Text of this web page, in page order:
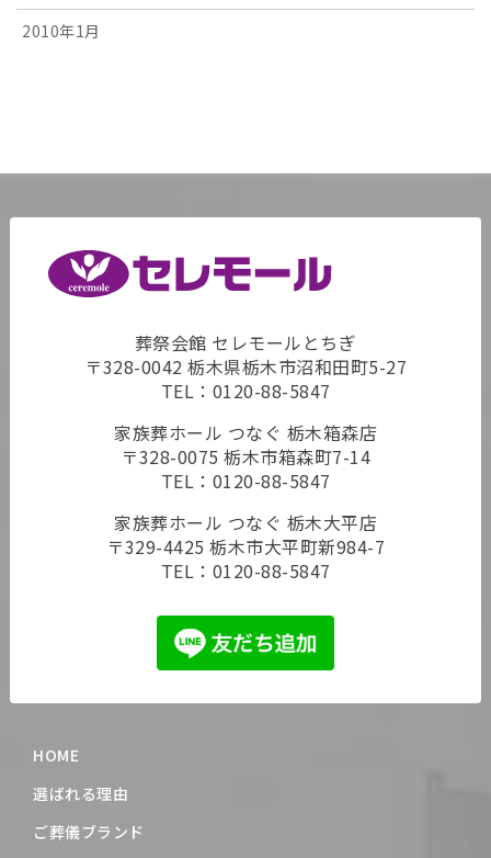
2010年1月
葬祭会館 セレモールとちぎ
〒328-0042 栃木県栃木市沼和田町5-27
TEL： 0120-88-5847
家族葬ホール つなぐ 栃木箱森店
〒328-0075 栃木市箱森町7-14
TEL： 0120-88-5847
家族葬ホール つなぐ 栃木大平店
〒329-4425 栃木市大平町新984-7
TEL： 0120-88-5847
HOME
選ばれる理由
ご葬儀ブランド